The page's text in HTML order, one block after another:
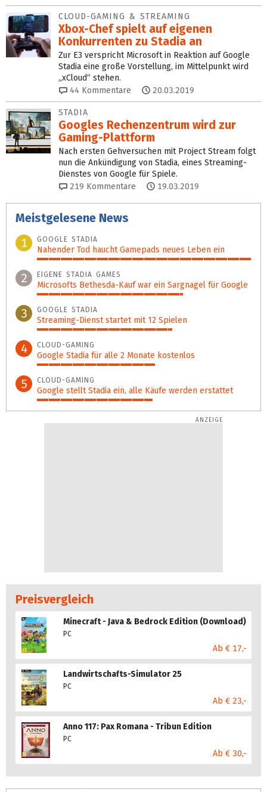
CLOUD-GAMING & STREAMING
Xbox-Chef spielt auf eigenen
Konkurrenten zu Stadia an
Zur E3 verspricht Microsoft in Reaktion auf Google
Stadia eine große Vorstellung, im Mittelpunkt wird
„xCloud“ stehen.
44 Kommentare 20.03.2019
STADIA
Googles Rechenzentrum wird zur
Gaming-Plattform
Nach ersten Gehversuchen mit Project Stream folgt
nun die Ankündigung von Stadia, eines Streaming-
Dienstes von Google für Spiele.
219 Kommentare 19.03.2019
Meistgelesene News
1
GOOGLE STADIA
Nahender Tod haucht Gamepads neues Leben ein
100%
2 EIGENE STADIA GAMES
Microsofts Bethesda-Kauf war ein Sargnagel für Google
68%
3 GOOGLE STADIA
Streaming-Dienst startet mit 12 Spielen
63%
4 CLOUD-GAMING
Google Stadia für alle 2 Monate kostenlos
55%
5 CLOUD-GAMING
Google stellt Stadia ein, alle Käufe werden erstattet
54%
Preisvergleich
Minecraft - Java & Bedrock Edition (Download)
PC
Ab € 17,-
Landwirtschafts-Simulator 25
PC
Ab € 23,-
Anno 117: Pax Romana - Tribun Edition
PC
Ab € 30,-